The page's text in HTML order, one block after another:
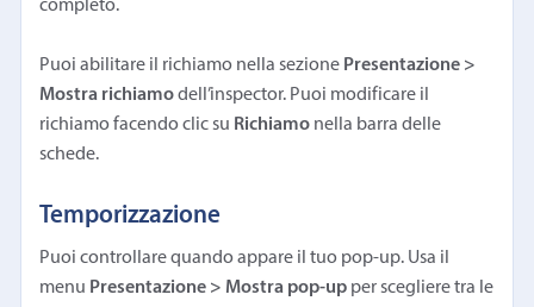
completo.
Puoi abilitare il richiamo nella sezione Presentazione >
Mostra richiamodell’inspector. Puoi modificare il
richiamo facendo clic su Richiamo nella barra delle
schede.
Temporizzazione
Puoi controllare quando appare il tuo pop-up. Usa il
menu Presentazione > Mostra pop-up per scegliere tra le